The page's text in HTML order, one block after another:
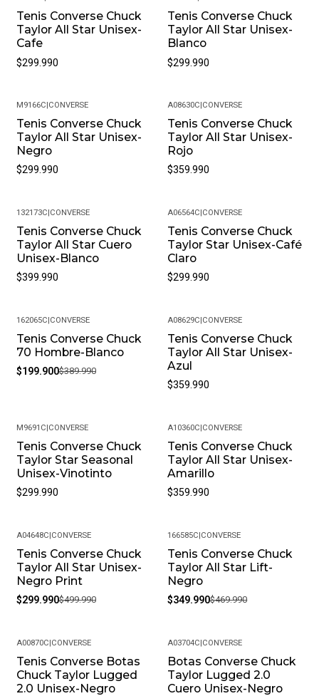
¿Cuál Es La Política De Garantías? Todos Nuestros
Productos, Cuentan Con Una Garantía De 30 Días Por
Defectos De Fabricación. Si Encuentras Algún Problema
Con Tu Producto, Contáctanos Para Resolverlo.
Pacific Sport Colombia Entendemos Que La Talla Puede
Variar. Ofrecemos Cambios De Talla, Siempre Y Cuando
El Producto Se Encuentre En Perfectas Condiciones Y
Con Su Empaque Original.
Política De Devoluciones: Si Por Alguna Razón No Estás
Devoluciones Flexible. Queremos Que Estés
Completamente Feliz Y Puedas Volver A Elegirnos.
¿Cómo Debo Cuidar Mis Productos? Para Mantener Tu
Limpiarlos Con Un Paño Húmedo Y Evitar El Uso De
Fresco Y Seco Cuando No Los Estés Usando.
• Peso Del Producto: Ligero, Ideal Para Uso Diario.
Tenis Converse Chuck
Taylor All Star Unisex-
Cafe
$299.990
Tenis Converse Chuck
Taylor All Star Unisex-
Blanco
$299.990
M9166C CONVERSE
Tenis Converse Chuck
Taylor All Star Unisex-
Negro
$299.990
A08630C CONVERSE
Tenis Converse Chuck
Taylor All Star Unisex-
Rojo
$359.990
132173C CONVERSE
Tenis Converse Chuck
Taylor All Star Cuero
Unisex-Blanco
$399.990
A06564C CONVERSE
Tenis Converse Chuck
Taylor Star Unisex-Café
Claro
$299.990
-49%
162065C CONVERSE
Tenis Converse Chuck
70 Hombre-Blanco
$199.900$389.990
A08629C CONVERSE
Tenis Converse Chuck
Taylor All Star Unisex-
Azul
$359.990
M9691C CONVERSE
Tenis Converse Chuck
Taylor Star Seasonal
Unisex-Vinotinto
$299.990
A10360C CONVERSE
Tenis Converse Chuck
Taylor All Star Unisex-
Amarillo
$359.990
-40%
A04648C CONVERSE
Tenis Converse Chuck
Taylor All Star Unisex-
Negro Print
$299.990$499.990
-26%
166585C CONVERSE
Tenis Converse Chuck
Taylor All Star Lift-
Negro
$349.990$469.990
-40%
A00870C|CONVERSE
Tenis Converse Botas
Chuck Taylor Lugged
2.0 Unisex-Negro
-28%
A03704C|CONVERSE
Botas Converse Chuck
Taylor Lugged 2.0
Cuero Unisex-Negro